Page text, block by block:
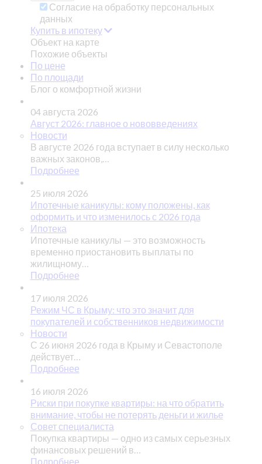
Согласие на обработку персональных
данных
Купить в ипотеку
Объект на карте
Похожие объекты
По цене
По площади
Блог о комфортной жизни
04 августа 2026
Август 2026: главное о нововведениях
Новости
В августе 2026 года вступает в силу несколько
важных законов,…
Подробнее
25 июля 2026
Ипотечные каникулы: кому положены, как
оформить и что изменилось с 2026 года
Ипотека
Ипотечные каникулы — это возможность
временно приостановить выплаты по
жилищному…
Подробнее
17 июля 2026
Режим ЧС в Крыму: что это значит для
покупателей и собственников недвижимости
Новости
С 26 июня 2026 года в Крыму и Севастополе
действует…
Подробнее
16 июля 2026
Риски при покупке квартиры: на что обратить
внимание, чтобы не потерять деньги и жилье
Совет специалиста
Покупка квартиры — одно из самых серьезных
финансовых решений в…
Подробнее